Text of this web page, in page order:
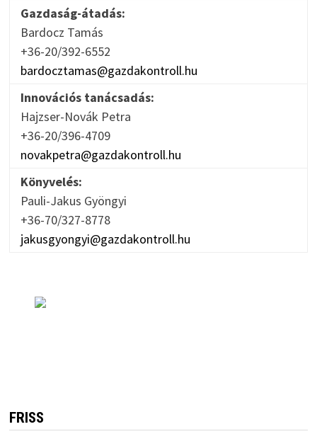
Gazdaság-átadás:
Bardocz Tamás
+36-20/392-6552
bardocztamas@gazdakontroll.hu
Innovációs tanácsadás:
Hajzser-Novák Petra
+36-20/396-4709
novakpetra@gazdakontroll.hu
Könyvelés:
Pauli-Jakus Gyöngyi
+36-70/327-8778
jakusgyongyi@gazdakontroll.hu
FRISS